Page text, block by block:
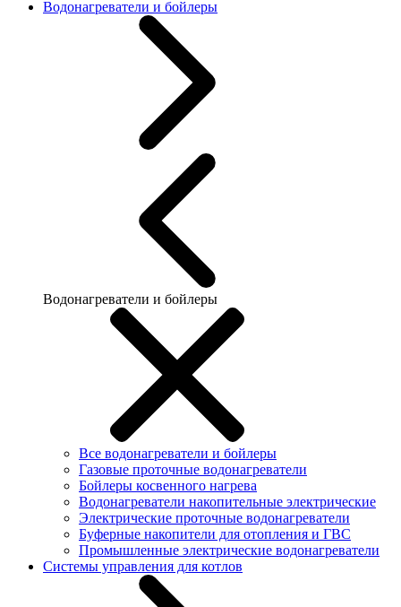
Водонагреватели и бойлеры
Водонагреватели и бойлеры
Все водонагреватели и бойлеры
Газовые проточные водонагреватели
Бойлеры косвенного нагрева
Водонагреватели накопительные электрические
Электрические проточные водонагреватели
Буферные накопители для отопления и ГВС
Промышленные электрические водонагреватели
Системы управления для котлов